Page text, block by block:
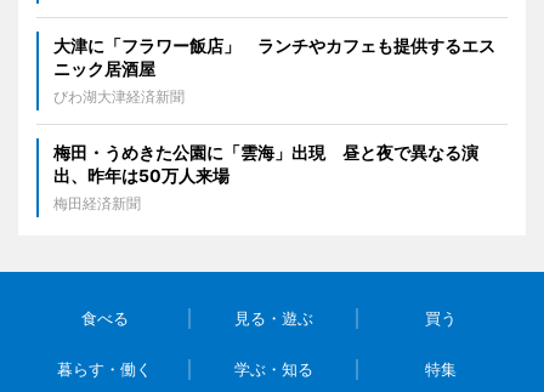
大津に「フラワー飯店」 ランチやカフェも提供するエス
ニック居酒屋
びわ湖大津経済新聞
梅田・うめきた公園に「雲海」出現 昼と夜で異なる演
出、昨年は50万人来場
梅田経済新聞
食べる 見る・遊ぶ 買う
暮らす・働く 学ぶ・知る 特集